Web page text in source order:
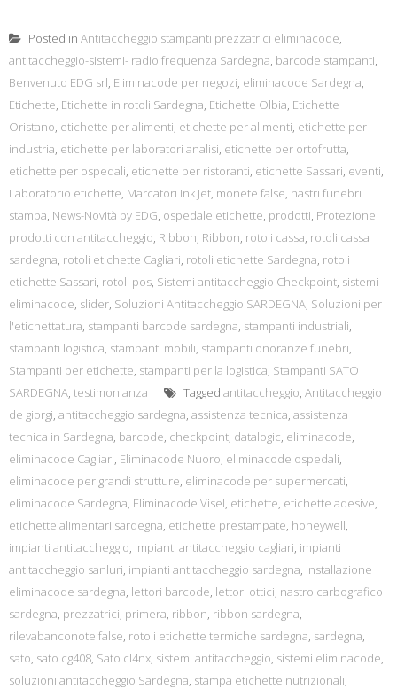
Posted in Antitaccheggio stampanti prezzatrici eliminacode,
antitaccheggio-sistemi- radio frequenza Sardegna, barcode stampanti,
Benvenuto EDG srl, Eliminacode per negozi, eliminacode Sardegna,
Etichette, Etichette in rotoli Sardegna, Etichette Olbia, Etichette
Oristano, etichette per alimenti, etichette per alimenti, etichette per
industria, etichette per laboratori analisi, etichette per ortofrutta,
etichette per ospedali, etichette per ristoranti, etichette Sassari, eventi,
Laboratorio etichette, Marcatori Ink Jet, monete false, nastri funebri
stampa, News-Novità by EDG, ospedale etichette, prodotti, Protezione
prodotti con antitaccheggio, Ribbon, Ribbon, rotoli cassa, rotoli cassa
sardegna, rotoli etichette Cagliari, rotoli etichette Sardegna, rotoli
etichette Sassari, rotoli pos, Sistemi antitaccheggio Checkpoint, sistemi
eliminacode, slider, Soluzioni Antitaccheggio SARDEGNA, Soluzioni per
l'etichettatura, stampanti barcode sardegna, stampanti industriali,
stampanti logistica, stampanti mobili, stampanti onoranze funebri,
Stampanti per etichette, stampanti per la logistica, Stampanti SATO
SARDEGNA, testimonianza Tagged antitaccheggio, Antitaccheggio
de giorgi, antitaccheggio sardegna, assistenza tecnica, assistenza
tecnica in Sardegna, barcode, checkpoint, datalogic, eliminacode,
eliminacode Cagliari, Eliminacode Nuoro, eliminacode ospedali,
eliminacode per grandi strutture, eliminacode per supermercati,
eliminacode Sardegna, Eliminacode Visel, etichette, etichette adesive,
etichette alimentari sardegna, etichette prestampate, honeywell,
impianti antitaccheggio, impianti antitaccheggio cagliari, impianti
antitaccheggio sanluri, impianti antitaccheggio sardegna, installazione
eliminacode sardegna, lettori barcode, lettori ottici, nastro carbografico
sardegna, prezzatrici, primera, ribbon, ribbon sardegna,
rilevabanconote false, rotoli etichette termiche sardegna, sardegna,
sato, sato cg408, Sato cl4nx, sistemi antitaccheggio, sistemi eliminacode,
soluzioni antitaccheggio Sardegna, stampa etichette nutrizionali,